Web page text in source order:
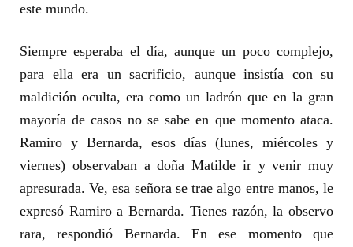
este mundo.
Siempre esperaba el día, aunque un poco complejo,
para ella era un sacrificio, aunque insistía con su
maldición oculta, era como un ladrón que en la gran
mayoría de casos no se sabe en que momento ataca.
Ramiro y Bernarda, esos días (lunes, miércoles y
viernes) observaban a doña Matilde ir y venir muy
apresurada. Ve, esa señora se trae algo entre manos, le
expresó Ramiro a Bernarda. Tienes razón, la observo
rara, respondió Bernarda. En ese momento que